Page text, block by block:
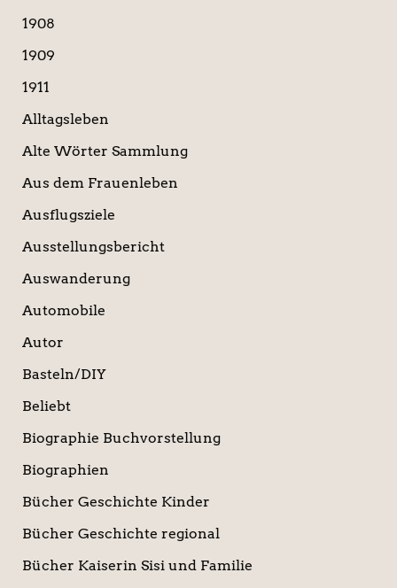
n
a
h
1908
1909
1911
Alltagsleben
Alte Wörter Sammlung
Aus dem Frauenleben
Ausflugsziele
Ausstellungsbericht
Auswanderung
Automobile
Autor
Basteln/DIY
Beliebt
Biographie Buchvorstellung
Biographien
Bücher Geschichte Kinder
Bücher Geschichte regional
Bücher Kaiserin Sisi und Familie